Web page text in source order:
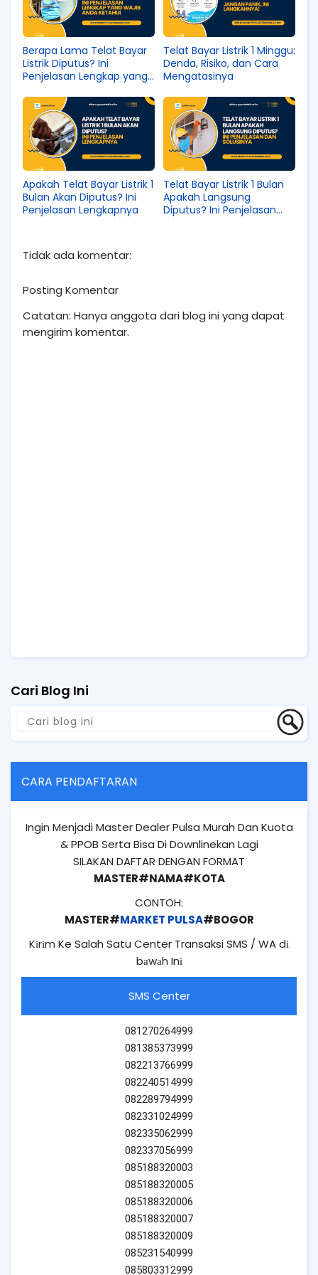
Berapa Lama Telat Bayar
Listrik Diputus? Ini
Penjelasan Lengkap yang
Telat Bayar Listrik 1 Minggu:
Denda, Risiko, dan Cara
Mengatasinya
Apakah Telat Bayar Listrik 1
Bulan Akan Diputus? Ini
Penjelasan Lengkapnya
Telat Bayar Listrik 1 Bulan
Apakah Langsung
Diputus? Ini Penjelasan
Tidak ada komentar:
Posting Komentar
Catatan: Hanya anggota dari blog ini yang dapat
mengirim komentar.
Cari Blog Ini
CARA PENDAFTARAN
Ingin Menjadi Master Dealer Pulsa Murah Dan Kuota
& PPOB Serta Bisa Di Downlinekan Lagi
SILAKAN DAFTAR DENGAN FORMAT
MASTER#NAMA#KOTA
CONTOH:
MASTER#MARKET PULSA#BOGOR
Kіrіm Ke Salah Satu Center Transaksi SMS / WA dі
bаwаh Inі
SMS Center
081270264999
081385373999
082213766999
082240514999
082289794999
082331024999
082335062999
082337056999
085188320003
085188320005
085188320006
085188320007
085188320009
085231540999
085803312999